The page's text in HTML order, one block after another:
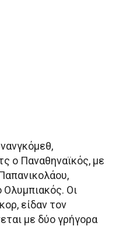
ο Παναθηναϊκός, με
Ολυμπιακός. Οι
είδαν τον
με δύο γρήγορα